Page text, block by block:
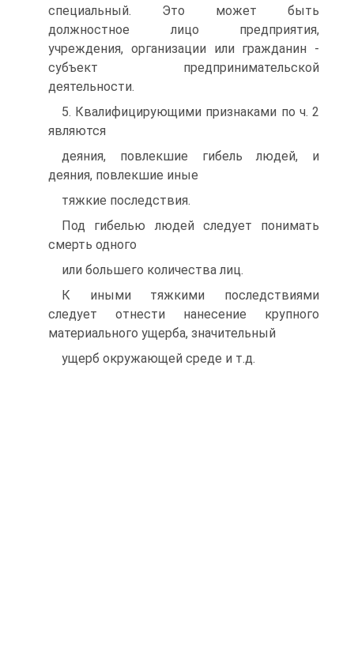
специальный. Это может быть
должностное лицо предприятия,
учреждения, организации или гражданин -
субъект предпринимательской
деятельности.
5. Квалифицирующими признаками по ч. 2
являются
деяния, повлекшие гибель людей, и
деяния, повлекшие иные
тяжкие последствия.
Под гибелью людей следует понимать
смерть одного
или большего количества лиц.
К иными тяжкими последствиями
следует отнести нанесение крупного
материального ущерба, значительный
ущерб окружающей среде и т.д.